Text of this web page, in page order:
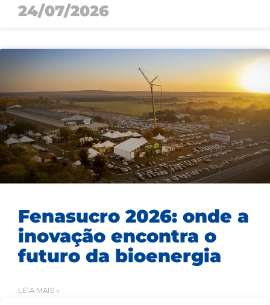
24/07/2026
Fenasucro 2026: onde a
inovação encontra o
futuro da bioenergia
LEIA MAIS »